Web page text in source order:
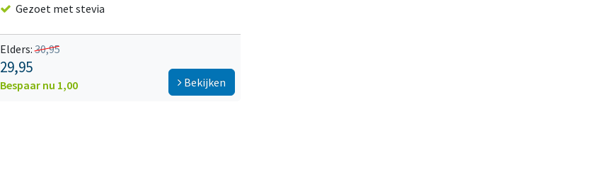
Gezoet met stevia
Elders:30,95
29,95
Bespaar nu 1,00 Bekijken